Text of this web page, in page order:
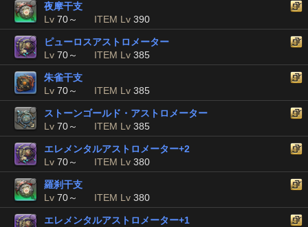
夜摩干支
Lv 70～ ITEM Lv 390
ピューロスアストロメーター
Lv 70～ ITEM Lv 385
朱雀干支
Lv 70～ ITEM Lv 385
ストーンゴールド・アストロメーター
Lv 70～ ITEM Lv 385
エレメンタルアストロメーター+2
Lv 70～ ITEM Lv 380
羅刹干支
Lv 70～ ITEM Lv 380
エレメンタルアストロメーター+1